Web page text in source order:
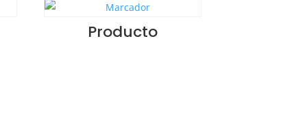
Producto